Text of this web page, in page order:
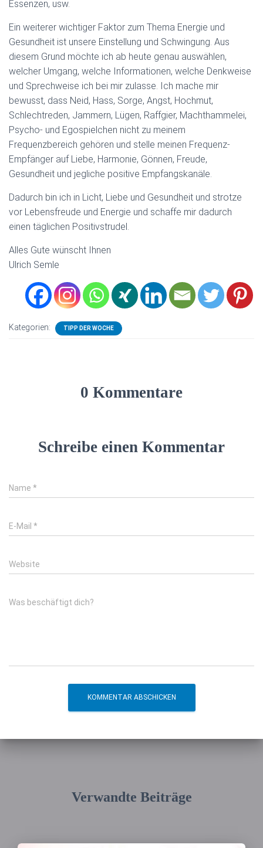
Essenzen, usw.
Ein weiterer wichtiger Faktor zum Thema Energie und
Gesundheit ist unsere Einstellung und Schwingung. Aus
diesem Grund möchte ich ab heute genau auswählen,
welcher Umgang, welche Informationen, welche Denkweise
und Sprechweise ich bei mir zulasse. Ich mache mir
bewusst, dass Neid, Hass, Sorge, Angst, Hochmut,
Schlechtreden, Jammern, Lügen, Raffgier, Machthammelei,
Psycho- und Egospielchen nicht zu meinem
Frequenzbereich gehören und stelle meinen Frequenz-
Empfänger auf Liebe, Harmonie, Gönnen, Freude,
Gesundheit und jegliche positive Empfangskanäle.
Dadurch bin ich in Licht, Liebe und Gesundheit und strotze
vor Lebensfreude und Energie und schaffe mir dadurch
einen täglichen Positivstrudel.
Alles Gute wünscht Ihnen
Ulrich Semle
Kategorien: TIPP DER WOCHE
0 Kommentare
Schreibe einen Kommentar
Name *
E-Mail *
Website
Was beschäftigt dich?
Verwandte Beiträge